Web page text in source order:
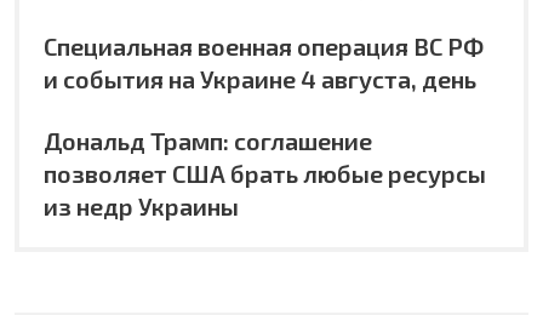
Специальная военная операция ВС РФ
и события на Украине 4 августа, день
Дональд Трамп: соглашение
позволяет США брать любые ресурсы
из недр Украины